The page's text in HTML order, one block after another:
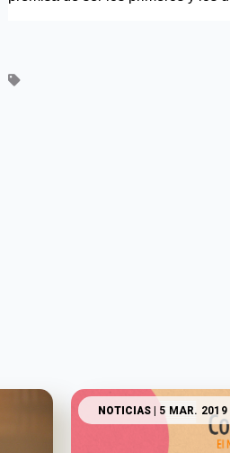
NOTICIAS| 5 MAR. 2019